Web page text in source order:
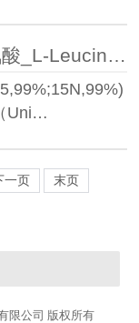
13C15N亮氨酸_L-Leucine(13C6,99%;15N,99%)
Uni…
一页 末页
限公司 版权所有